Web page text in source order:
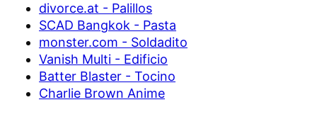
divorce.at - Palillos
SCAD Bangkok - Pasta
monster.com - Soldadito
Vanish Multi - Edificio
Batter Blaster - Tocino
Charlie Brown Anime